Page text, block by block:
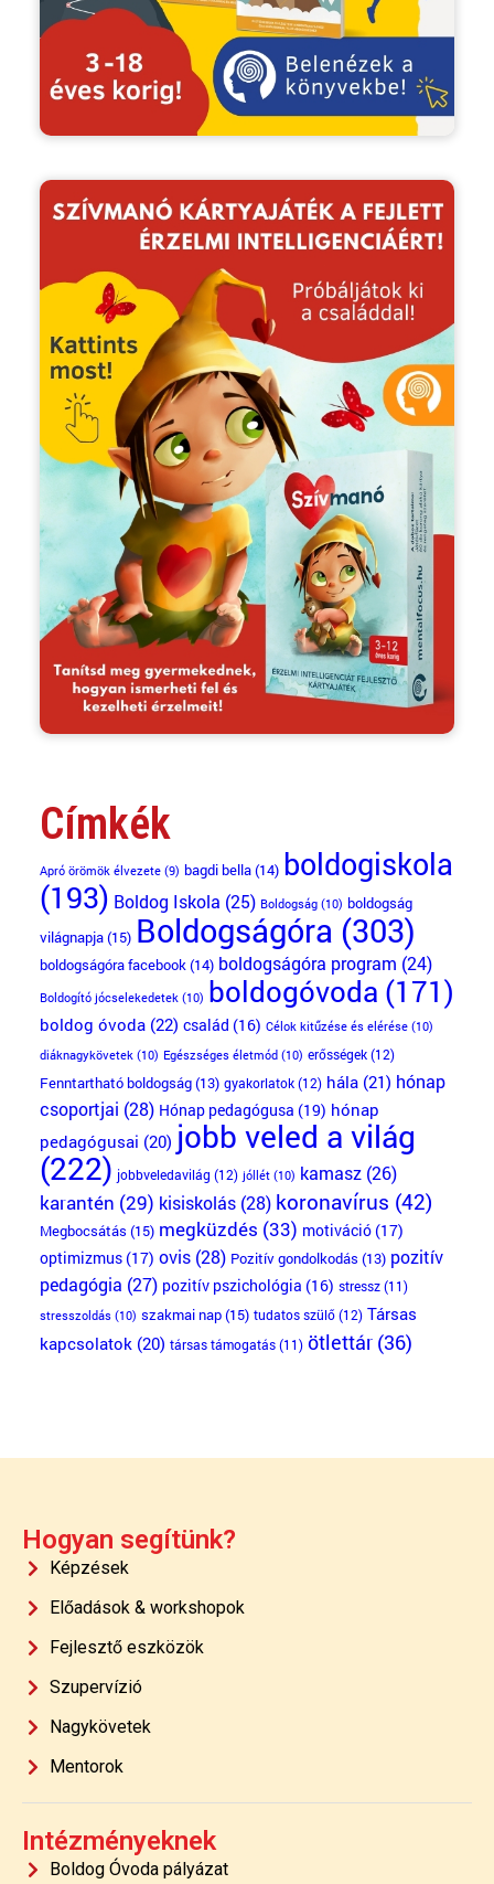
Címkék
Apró örömök élvezete(9) bagdi bella(14) boldogiskola
(193) Boldog Iskola (25) Boldogság(10) boldogság
világnapja(15) Boldogságóra (303)
boldogságóra facebook(14) boldogságóra program (24)
Boldogító jócselekedetek (10) boldogóvoda (171)
boldog óvoda(22) család (16) Célok kitűzése és elérése(10)
diáknagykövetek (10) Egészséges életmód(10) erősségek(12)
Fenntartható boldogság(13) gyakorlatok(12) hála(21) hónap
csoportjai (28) Hónap pedagógusa (19) hónap
pedagógusai (20) jobb veled a világ
(222) jobbveledavilág (12) jóllét(10) kamasz(26)
karantén (29) kisiskolás(28) koronavírus (42)
Megbocsátás (15) megküzdés (33) motiváció(17)
optimizmus(17) ovis(28) Pozitív gondolkodás (13) pozitív
pedagógia (27) pozitív pszichológia (16) stressz(11)
stresszoldás(10) szakmai nap(15) tudatos szülő(12) Társas
kapcsolatok(20) társas támogatás(11) ötlettár(36)
Hogyan segítünk?
Képzések
Előadások & workshopok
Fejlesztő eszközök
Szupervízió
Nagykövetek
Mentorok
Intézményeknek
Boldog Óvoda pályázat